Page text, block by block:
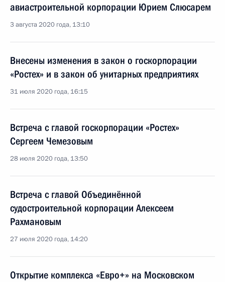
авиастроительной корпорации Юрием Слюсарем
3 августа 2020 года, 13:10
Внесены изменения в закон о госкорпорации
«Ростех» и в закон об унитарных предприятиях
31 июля 2020 года, 16:15
Встреча с главой госкорпорации «Ростех»
Сергеем Чемезовым
28 июля 2020 года, 13:50
Встреча с главой Объединённой
судостроительной корпорации Алексеем
Рахмановым
27 июля 2020 года, 14:20
Открытие комплекса «Евро+» на Московском